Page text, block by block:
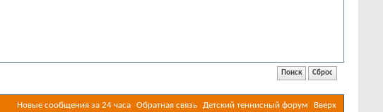
Новые сообщения за 24 часа Обратная связь Детский теннисный форум Вверх